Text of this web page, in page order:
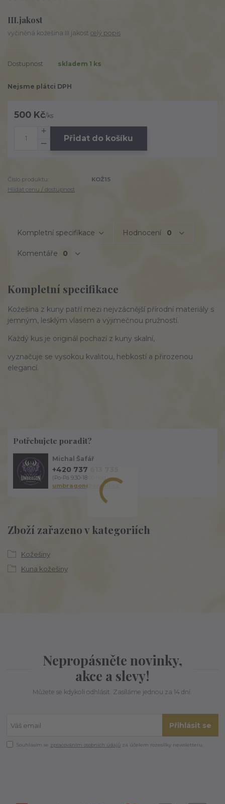
III.jakost
vyčiněná kožešina III jakost celý popis
Dostupnost skladem 1 ks
Nejsme plátci DPH
500 Kč/ks
Přidat do košíku
Číslo produktu:
KOŽ15
Hlídat cenu / dostupnost
Kompletní specifikace Hodnocení 0
Komentáře 0
Kompletní specifikace
Kožešina z kuny patří mezi nejvzácnější přírodní materiály s
jemným, lesklým vlasem a výjimečnou pružností.
Každý kus je originál pochazí z kuny skalní,
vyznačuje se vysokou kvalitou, hebkostí a přirozenou
elegancí.
Zboží zařazeno v kategoriích
Kožešiny
Kuna kožešiny
Potřebujete poradit?
Michal Šafář
+420 737 613 735
(Po-Pá 9:30-18:00 hod.)
umbragon@email.cz
Nepropásněte novinky,
akce a slevy!
Můžete se kdykoli odhlásit. Zasíláme jednou za 14 dní.
Přihlásit se
Souhlasím se zpracováním osobních údajů za účelem rozesílky newsletteru.